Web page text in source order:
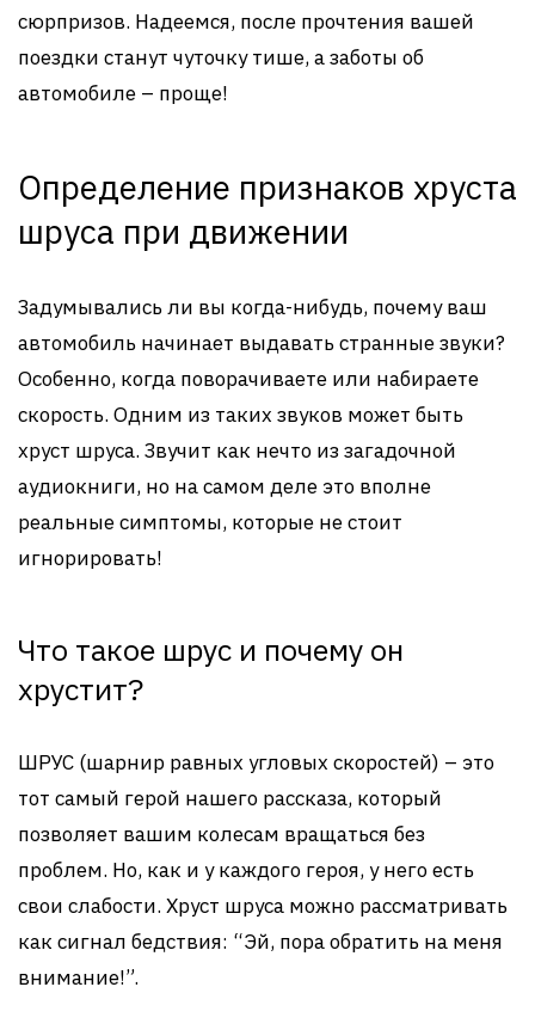
сюрпризов. Надеемся, после прочтения вашей
поездки станут чуточку тише, а заботы об
автомобиле – проще!
Определение признаков хруста
шруса при движении
Задумывались ли вы когда-нибудь, почему ваш
автомобиль начинает выдавать странные звуки?
Особенно, когда поворачиваете или набираете
скорость. Одним из таких звуков может быть
хруст шруса. Звучит как нечто из загадочной
аудиокниги, но на самом деле это вполне
реальные симптомы, которые не стоит
игнорировать!
Что такое шрус и почему он
хрустит?
ШРУС (шарнир равных угловых скоростей) – это
тот самый герой нашего рассказа, который
позволяет вашим колесам вращаться без
проблем. Но, как и у каждого героя, у него есть
свои слабости. Хруст шруса можно рассматривать
как сигнал бедствия: “Эй, пора обратить на меня
внимание!”.